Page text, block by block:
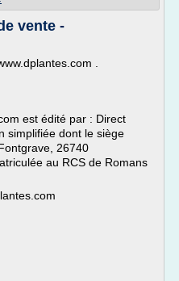
vente -
.
est édité par : Direct
simplifiée dont le siège
26740
au RCS de Romans